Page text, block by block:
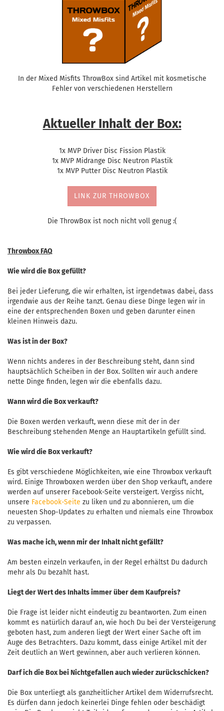
In der Mixed Misfits ThrowBox sind Artikel mit kosmetische
Fehler von verschiedenen Herstellern
Aktueller Inhalt der Box:
1x MVP Driver Disc Fission Plastik
1x MVP Midrange Disc Neutron Plastik
1x MVP Putter Disc Neutron Plastik
LINK ZUR THROWBOX
Die ThrowBox ist noch nicht voll genug :(
Throwbox FAQ
Wie wird die Box gefüllt?
Bei jeder Lieferung, die wir erhalten, ist irgendetwas dabei, dass
irgendwie aus der Reihe tanzt. Genau diese Dinge legen wir in
eine der entsprechenden Boxen und geben darunter einen
kleinen Hinweis dazu.
Was ist in der Box?
Wenn nichts anderes in der Beschreibung steht, dann sind
hauptsächlich Scheiben in der Box. Sollten wir auch andere
nette Dinge finden, legen wir die ebenfalls dazu.
Wann wird die Box verkauft?
Die Boxen werden verkauft, wenn diese mit der in der
Beschreibung stehenden Menge an Hauptartikeln gefüllt sind.
Wie wird die Box verkauft?
Es gibt verschiedene Möglichkeiten, wie eine Throwbox verkauft
wird. Einige Throwboxen werden über den Shop verkauft, andere
werden auf unserer Facebook-Seite versteigert. Vergiss nicht,
unsere Facebook-Seite zu liken und zu abonnieren, um die
neuesten Shop-Updates zu erhalten und niemals eine Throwbox
zu verpassen.
Was mache ich, wenn mir der Inhalt nicht gefällt?
Am besten einzeln verkaufen, in der Regel erhältst Du dadurch
mehr als Du bezahlt hast.
Liegt der Wert des Inhalts immer über dem Kaufpreis?
Die Frage ist leider nicht eindeutig zu beantworten. Zum einen
kommt es natürlich darauf an, wie hoch Du bei der Versteigerung
geboten hast, zum anderen liegt der Wert einer Sache oft im
Auge des Betrachters. Dazu kommt, dass einige Artikel mit der
Zeit deutlich an Wert gewinnen, aber auch verlieren können.
Darf ich die Box bei Nichtgefallen auch wieder zurückschicken?
Die Box unterliegt als ganzheitlicher Artikel dem Widerrufsrecht.
Es dürfen dann jedoch keinerlei Dinge fehlen oder beschädigt